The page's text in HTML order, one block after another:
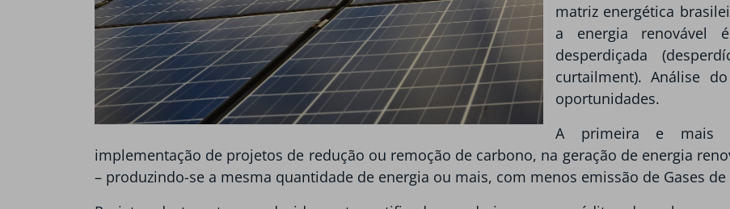
matriz energética
a energia
desperdiçada
curtailment). Análise
oportunidades.
A primeira e mais
implementação de projetos de redução ou remoção de carbono, na geração de energia
– produzindo-se a mesma quantidade de energia ou mais, com menos emissão de Gases de